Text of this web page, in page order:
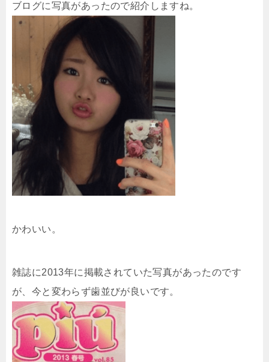
ブログに写真があったので紹介しますね。
かわいい。
雑誌に2013年に掲載されていた写真があったのです
が、今と変わらず歯並びが良いです。